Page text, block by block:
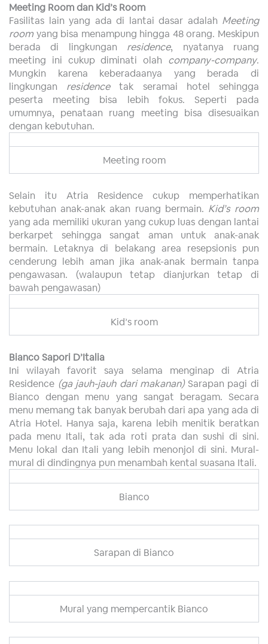
Meeting Room dan Kid’s Room
Fasilitas lain yang ada di lantai dasar adalah Meeting
room yang bisa menampung hingga 48 orang. Meskipun
berada di lingkungan residence, nyatanya ruang
meeting ini cukup diminati olah company-company.
Mungkin karena keberadaanya yang berada di
lingkungan residencetak seramai hotel sehingga
peserta meeting bisa lebih fokus. Seperti pada
umumnya, penataan ruang meeting bisa disesuaikan
dengan kebutuhan.
Meeting room
Selain itu Atria Residence cukup memperhatikan
kebutuhan anak-anak akan ruang bermain. Kid’s room
yang ada memiliki ukuran yang cukup luas dengan lantai
berkarpet sehingga sangat aman untuk anak-anak
bermain. Letaknya di belakang area resepsionis pun
cenderung lebih aman jika anak-anak bermain tanpa
pengawasan. (walaupun tetap dianjurkan tetap di
bawah pengawasan)
Kid’s room
Bianco Sapori D’Italia
Ini wilayah favorit saya selama menginap di Atria
Residence (ga jauh-jauh dari makanan)Sarapan pagi di
Bianco dengan menu yang sangat beragam. Secara
menu memang tak banyak berubah dari apa yang ada di
Atria Hotel. Hanya saja, karena lebih menitik beratkan
pada menu Itali, tak ada roti prata dan sushi di sini.
Menu lokal dan Itali yang lebih menonjol di sini. Mural-
mural di dindingnya pun menambah kental suasana Itali.
Bianco
Sarapan di Bianco
Mural yang mempercantik Bianco